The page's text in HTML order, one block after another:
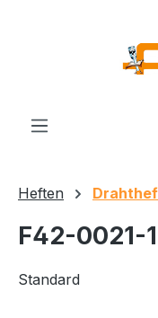
Heften
F42-0021-1
Standard